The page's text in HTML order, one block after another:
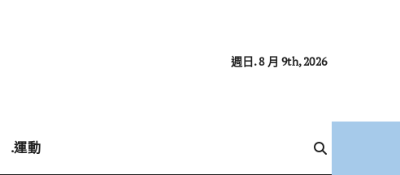
週日. 8 月 9th, 2026
.運動